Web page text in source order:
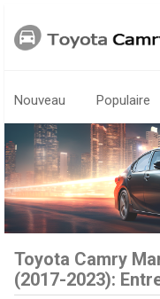
Nouveau Populaire
Toyota Camry
(2017-2023):